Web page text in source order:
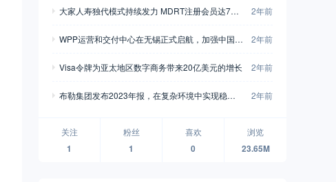
大家人寿独代模式持续发力 MDRT注册会员达733
2年前
WPP运营和交付中心在无锡正式启航，加强中国市
2年前
Visa令牌为亚太地区数字商务带来20亿美元的增长 2年前
布勒集团发布2023年报，在复杂环境中实现稳定
2年前
关注
1
粉丝
1
喜欢
0
浏览
23.65M